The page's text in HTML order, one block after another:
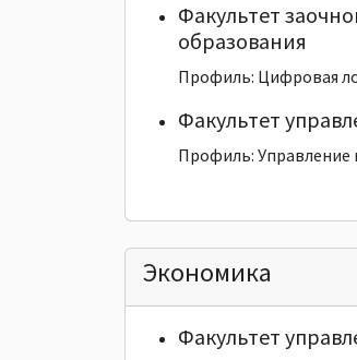
Факультет
образования
Профиль: Цифровая
Факультет
Профиль:
Экономика
Факультет